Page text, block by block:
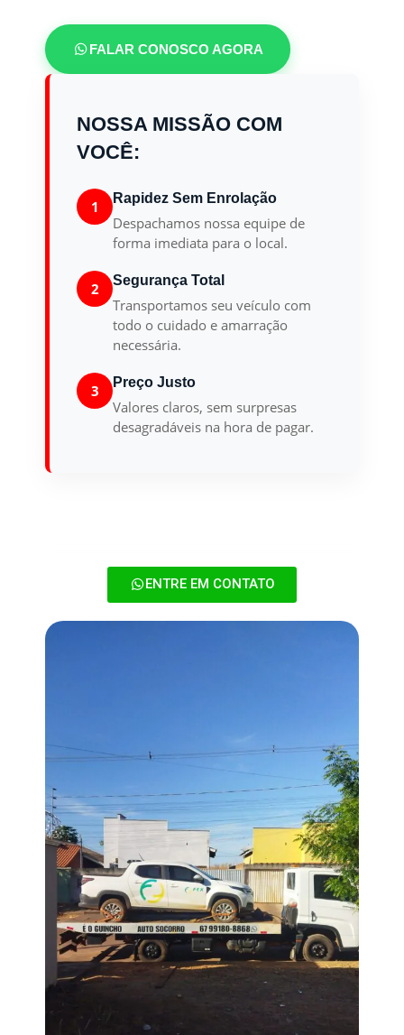
FALAR CONOSCO AGORA
NOSSA MISSÃO COM
VOCÊ:
1 Rapidez Sem Enrolação
Despachamos nossa equipe de
forma imediata para o local.
2 Segurança Total
Transportamos seu veículo com
todo o cuidado e amarração
necessária.
3 Preço Justo
Valores claros, sem surpresas
desagradáveis na hora de pagar.
ENTRE EM CONTATO